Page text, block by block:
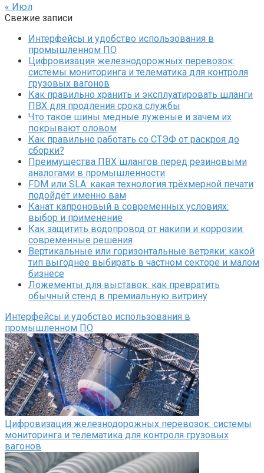
« Июл
Свежие записи
Интерфейсы и удобство использования в
промышленном ПО
Цифровизация железнодорожных перевозок:
системы мониторинга и телематика для контроля
грузовых вагонов
Как правильно хранить и эксплуатировать шланги
ПВХ для продления срока службы
Что такое шины медные луженые и зачем их
покрывают оловом
Как правильно работать со СТЭФ от раскроя до
сборки?
Преимущества ПВХ шлангов перед резиновыми
аналогами в промышленности
FDM или SLA: какая технология трёхмерной печати
подойдёт именно вам
Канат капроновый в современных условиях:
выбор и применение
Как защитить водопровод от накипи и коррозии:
современные решения
Вертикальные или горизонтальные ветряки: какой
тип выгоднее выбирать в частном секторе и малом
бизнесе
Ложементы для выставок: как превратить
обычный стенд в премиальную витрину
Интерфейсы и удобство использования в
промышленном ПО
Цифровизация железнодорожных перевозок: системы
мониторинга и телематика для контроля грузовых
вагонов